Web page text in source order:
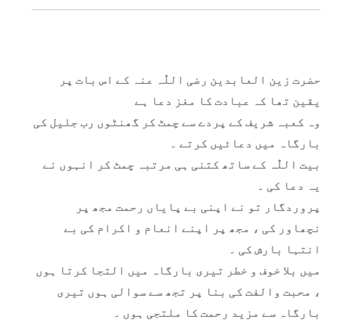
حضرت زین العابدین رضی اللّٰہ عنہ کے اس بات پر
یقین تھا کہ عبادت کا مغز دعا ہے
وہ کعبہ شریف کے پردے سے چمٹ کر گھنٹوں رب جلیل کی
بارگاہ میں دعائیں کرتے ۔
بیت اللّٰہ کے ساتھ کتنی ہی مرتبہ چمٹ کر انہوں نے
یہ دعا کی ۔
پروردگار تو نے اپنی بے پایاں رحمت مجھ پر
نچھاور کی ، مجھ پر اپنے انعام و اکرام کی بے
انتہا بارش کی ۔
میں بلا خوف و خطر تیری بارگاہ میں التجا کرتا ہوں
، محبت والفت کی بنا پر تجھ سے سوالی ہوں تیری
بارگاہ سے مزید رحمت کا ملتجی ہوں ۔